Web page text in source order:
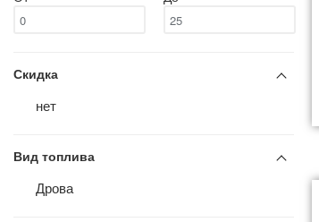
Скидка
нет
Вид топлива
Дрова